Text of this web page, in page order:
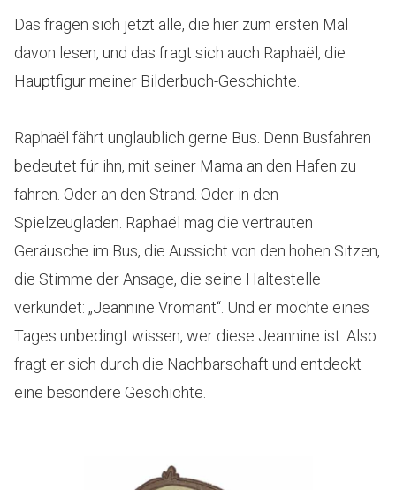
Das fragen sich jetzt alle, die hier zum ersten Mal
davon lesen, und das fragt sich auch Raphaël, die
Hauptfigur meiner Bilderbuch-Geschichte.
Raphaël fährt unglaublich gerne Bus. Denn Busfahren
bedeutet für ihn, mit seiner Mama an den Hafen zu
fahren. Oder an den Strand. Oder in den
Spielzeugladen. Raphaël mag die vertrauten
Geräusche im Bus, die Aussicht von den hohen Sitzen,
die Stimme der Ansage, die seine Haltestelle
verkündet: „Jeannine Vromant“. Und er möchte eines
Tages unbedingt wissen, wer diese Jeannine ist. Also
fragt er sich durch die Nachbarschaft und entdeckt
eine besondere Geschichte.